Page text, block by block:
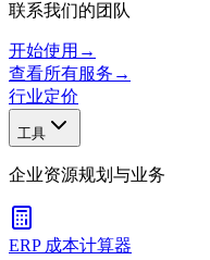
联系我们的团队
开始使用 →
查看所有服务 →
行业定价
工具
企业资源规划与业务
ERP 成本计算器